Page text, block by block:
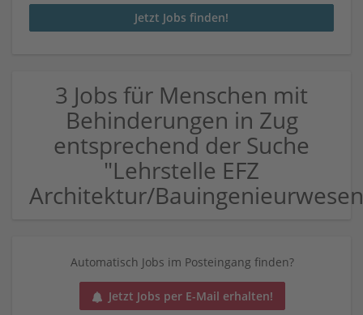
3 Jobs für Menschen mit
Behinderungen in Zug
entsprechend der Suche
"Lehrstelle EFZ
Architektur/
Automatisch Jobs im Posteingang finden?
Jetzt Jobs per E-Mail erhalten!